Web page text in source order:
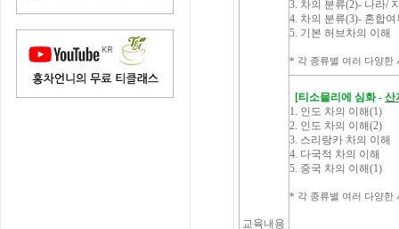
교육내용
3. 차의 분류(2)- 나라/
4. 차의 분류(3)- 혼합
5. 기본 허브차의 이해
* 각 종류별 여러 다양한
[티소믈리에 심화 - 산
1. 인도 차의 이해(1)
2. 인도 차의 이해(2)
3. 스리랑카 차의 이해
4. 다국적 차의 이해
5. 중국 차의 이해(1)
* 각 종류별 여러 다양한